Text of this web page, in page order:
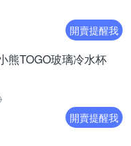
開賣提醒我
熊TOGO玻璃冷水杯
開賣提醒我